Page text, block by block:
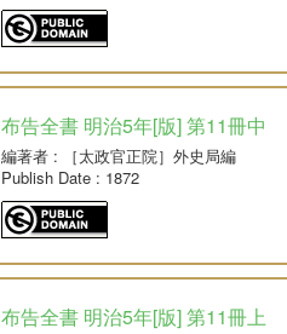
布告全書 明治5年[版] 第11冊中
編著者: ［太政官正院］外史局編
Publish Date: 1872
布告全書 明治5年[版] 第11冊上